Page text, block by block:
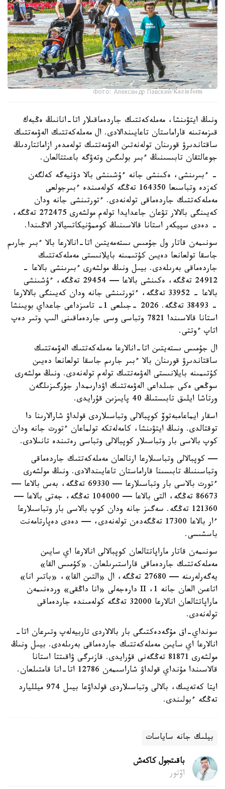
Фото: Александр Павский/Kazinform
ونىڭ ايتۋىنشا، مەملەكەتتىك جاردەماقىلار اتا-انانىڭ ەڭبەك
قىزمەتىنە قاراماستان تاعايىندالادى. ال مەملەكەتتىك الەۋمەتتىك
ساقتاندىرۋ قورىنان تولەنەتىن الەۋمەتتىك تولەمدەر ازاماتتاردىڭ
جوعالتقان تابىسىنىڭ ءبىر بولىگىن وتەۋگە باعىتتالعان.
- ءبىرىنشى، ەكىنشى جانە ءۇشىنشى بالا دۇنيەگە كەلگەن
كەزدە وتباسىعا 164350 تەڭگە كولەمىندە ءبىرجولعى
مەملەكەتتىك جاردەماقى تولەنەدى. ءتورتىنشى جانە ودان
كەيىنگى بالالار تۋعان جاعدايدا تولەم مولشەرى 272475 تەڭگە،
- دەدى سپيكەر استانا قالاسىنىڭ كوممۋنيكاتسيالار الاڭىندا.
سونىمەن قاتار ول جۇمىس ىستەمەيتىن اتا-انالارعا بالا ءبىر جارىم
جاسقا تولعانعا دەيىن كۇتىمىنە بايلانىستى مەملەكەتتىك
جاردەماقى بەرىلەدى. بيىل ونىڭ مولشەرى ءبىرىنشى بالاعا -
24912 تەڭگە، ەكىنشى بالاعا — 29454 تەڭگە، ءۇشىنشى
بالاعا - 33952 تەڭگە، ءتورتىنشى جانە ودان كەيىنگى بالالارعا
- 38493 تەڭگە. 2026 -جىلعى 1- تامىزداعى جاعداي بويىنشا
استانا قالاسىندا 7821 وتباسى وسى جاردەماقىنى الىپ وتىر دەپ
اتاپ ءوتتى.
ال جۇمىس ىستەيتىن اتا-انالارعا مەملەكەتتىك الەۋمەتتىك
ساقتاندىرۋ قورىنان بالا ءبىر جارىم جاسقا تولعانعا دەيىن
كۇتىمىنە بايلانىستى الەۋمەتتىك تولەم تولەنەدى. ونىڭ مولشەرى
سوڭعى ەكى جىلداعى الەۋمەتتىك اۋدارىمدار جۇرگىزىلگەن
ورتاشا ايلىق تابىستىڭ 40 پايىزىن قۇرايدى.
اسقار ايماعامبەتوۆ كوپبالالى وتباسىلاردى قولداۋ شارالارىنا دا
توقتالدى. ونىڭ ايتۋىنشا، كامەلەتكە تولماعان ءتورت جانە ودان
كوپ بالاسى بار وتباسىلار كوپبالالى وتباسى رەتىندە تانىلادى.
— كوپبالالى وتباسىلارعا ارنالعان مەملەكەتتىك جاردەماقى
وتباسىنىڭ تابىسىنا قاراماستان تاعايىندالادى. ونىڭ مولشەرى
ءتورت بالاسى بار وتباسىلارعا — 69330 تەڭگە، بەس بالاعا —
86673 تەڭگە، التى بالاعا — 104000 تەڭگە، جەتى بالاعا —
121360 تەڭگە. سەگىز جانە ودان كوپ بالاسى بار وتباسىلارعا
ءار بالاعا 17300 تەڭگەدەن تولەنەدى، — دەدى دەپارتامەنت
باسشىسى.
سونىمەن قاتار ماراپاتتالعان كوپبالالى انالارعا اي سايىن
مەملەكەتتىك جاردەماقى قاراستىرىلعان. «كۇمىس القا»
يەگەرلەرىنە — 27680 تەڭگە، ال «التىن القا»، «باتىر انا»
اتاعىن العان جانە 1، II دارەجەلى «انا داڭقى» وردەنىمەن
ماراپاتتالعان انالارعا 32000 تەڭگە كولەمىندە جاردەماقى
تولەنەدى.
سونداي-اق مۇگەدەكتىگى بار بالالاردى تاربيەلەپ وتىرعان اتا-
انالارعا اي سايىن مەملەكەتتىك جاردەماقى بەرىلەدى. بيىل ونىڭ
مولشەرى 81871 تەڭگەنى قۇرايدى. قازىرگى ۋاقىتتا استانا
قالاسىندا مۇنداي قولداۋ شاراسىمەن 12786 اتا-انا قامتىلعان.
ايتا كەتەيىك، بالالى وتباسىلاردى قولداۋعا بيىل 974 ميلليارد
تەڭگە ءبولىندى.
بيلىك جانە ساياسات
باقىتجول كاكەش
اۆتور